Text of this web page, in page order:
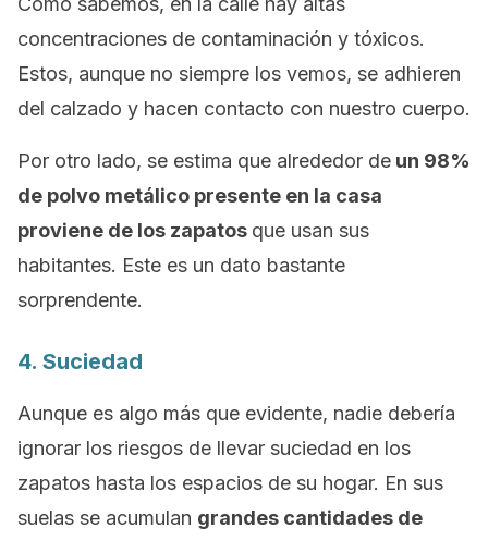
concentraciones de contaminación y tóxicos.
Estos, aunque no siempre los vemos, se adhieren
del calzado y hacen contacto con nuestro cuerpo.
Por otro lado, se estima que alrededor de un 98%
de polvo metálico presente en la casa
proviene de los zapatos que usan sus
habitantes. Este es un dato bastante
sorprendente.
4. Suciedad
Aunque es algo más que evidente, nadie debería
ignorar los riesgos de llevar suciedad en los
zapatos hasta los espacios de su hogar. En sus
suelas se acumulan grandes cantidades de